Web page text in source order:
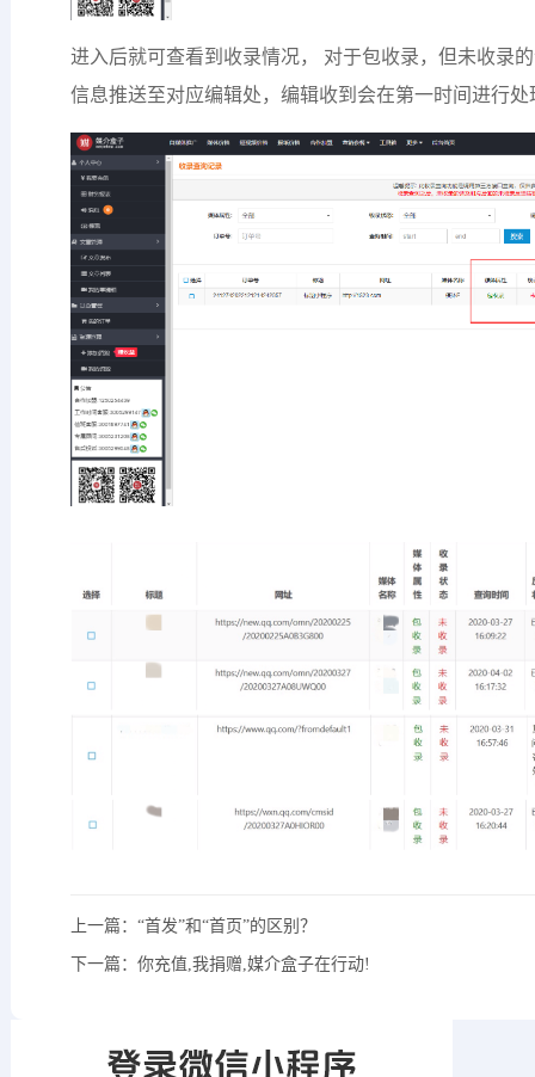
进入后就可查看到收录情况， 对于包收录，但未收录
信息推送至对应编辑处，编辑收到会在第一时间进行
上一篇： “首发”和“首页”的区别？
下一篇： 你充值,我捐赠,媒介盒子在行动!